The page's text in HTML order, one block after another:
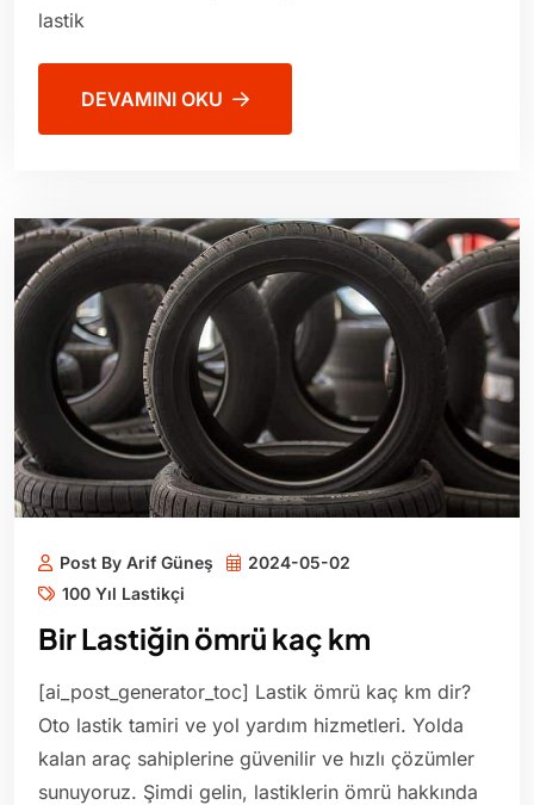
lastik
DEVAMINI OKU
Post By Arif Güneş
2024-05-02
100 Yıl Lastikçi
Bir Lastiğin ömrü kaç km
[ai_post_generator_toc] Lastik ömrü kaç km dir?
Oto lastik tamiri ve yol yardım hizmetleri. Yolda
kalan araç sahiplerine güvenilir ve hızlı çözümler
sunuyoruz. Şimdi gelin, lastiklerin ömrü hakkında